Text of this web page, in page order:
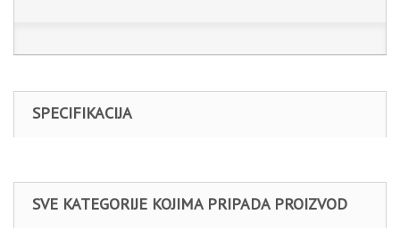
SPECIFIKACIJA
SVE KATEGORIJE KOJIMA PRIPADA PROIZVOD